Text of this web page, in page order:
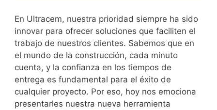
En Ultracem, nuestra prioridad siempre ha sido
innovar para ofrecer soluciones que faciliten el
trabajo de nuestros clientes. Sabemos que en
el mundo de la construcción, cada minuto
cuenta, y la confianza en los tiempos de
entrega es fundamental para el éxito de
cualquier proyecto. Por eso, hoy nos emociona
presentarles nuestra nueva herramienta